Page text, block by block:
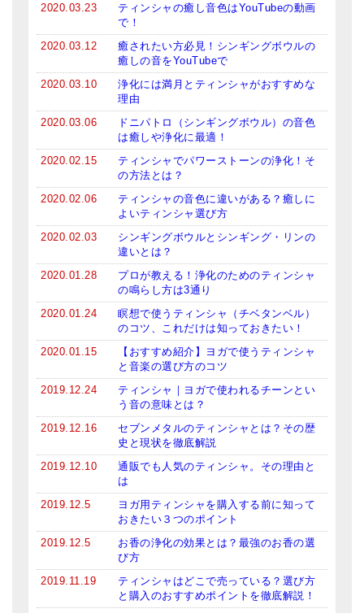
2020.03.23
ティンシャの癒し音色はYouTubeの動画
で！
2020.03.12
癒されたい方必見！シンギングボウルの
癒しの音をYouTubeで
2020.03.10
浄化には満月とティンシャがおすすめな
理由
2020.03.06
ドニパトロ（シンギングボウル）の音色
は癒しや浄化に最適！
2020.02.15
ティンシャでパワーストーンの浄化！そ
の方法とは？
2020.02.06
ティンシャの音色に違いがある？癒しに
よいティンシャ選び方
2020.02.03
シンギングボウルとシンギング・リンの
違いとは？
2020.01.28
プロが教える！浄化のためのティンシャ
の鳴らし方は3通り
2020.01.24
瞑想で使うティンシャ（チベタンベル）
のコツ、これだけは知っておきたい！
2020.01.15
【おすすめ紹介】ヨガで使うティンシャ
と音楽の選び方のコツ
2019.12.24
ティンシャ｜ヨガで使われるチーンとい
う音の意味とは？
2019.12.16
セブンメタルのティンシャとは？その歴
史と現状を徹底解説
2019.12.10
通販でも人気のティンシャ。その理由と
は
2019.12.5
ヨガ用ティンシャを購入する前に知って
おきたい３つのポイント
2019.12.5
お香の浄化の効果とは？最強のお香の選
び方
2019.11.19
ティンシャはどこで売っている？選び方
と購入のおすすめポイントを徹底解説！